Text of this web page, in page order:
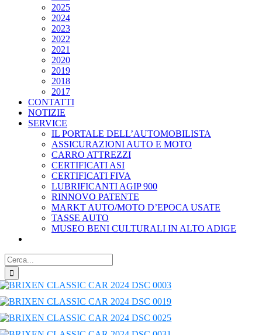
2025
2024
2023
2022
2021
2020
2019
2018
2017
CONTATTI
NOTIZIE
SERVICE
IL PORTALE DELL’AUTOMOBILISTA
ASSICURAZIONI AUTO E MOTO
CARRO ATTREZZI
CERTIFICATI ASI
CERTIFICATI FIVA
LUBRIFICANTI AGIP 900
RINNOVO PATENTE
MARKT AUTO/MOTO D’EPOCA USATE
TASSE AUTO
MUSEO BENI CULTURALI IN ALTO ADIGE
Cerca
per: